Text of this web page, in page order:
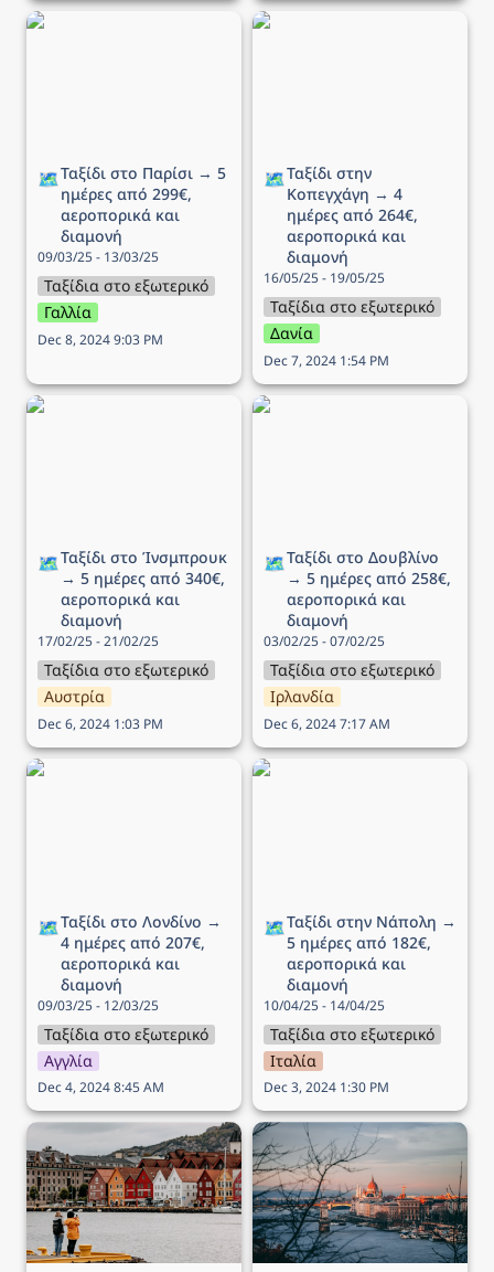
Ταξίδι στο Παρίσι → 5
🗺️Ταξίδι στο Παρίσι → 5
ημέρες από 299€,
αεροπορικά και
διαμονή
09/03/25 - 13/03/25
Ταξίδια στο εξωτερικό
Γαλλία
Dec 8, 2024 9:03 PM
Ταξίδι στην Κοπεγχάγη →
🗺️Ταξίδι στην
Κοπεγχάγη → 4
ημέρες από 264€,
αεροπορικά και
διαμονή
16/05/25 - 19/05/25
Ταξίδια στο εξωτερικό
Δανία
Dec 7, 2024 1:54 PM
Ταξίδι στo Ίνσμπρουκ →
🗺️Ταξίδι στo Ίνσμπρουκ
→ 5 ημέρες από 340€,
αεροπορικά και
διαμονή
17/02/25 - 21/02/25
Ταξίδια στο εξωτερικό
Αυστρία
Dec 6, 2024 1:03 PM
Ταξίδι στο Δουβλίνο → 5
🗺️Ταξίδι στο Δουβλίνο
→ 5 ημέρες από 258€,
αεροπορικά και
διαμονή
03/02/25 - 07/02/25
Ταξίδια στο εξωτερικό
Ιρλανδία
Dec 6, 2024 7:17 AM
Ταξίδι στο Λονδίνο → 4
🗺️Ταξίδι στο Λονδίνο →
4 ημέρες από 207€,
αεροπορικά και
διαμονή
09/03/25 - 12/03/25
Ταξίδια στο εξωτερικό
Αγγλία
Dec 4, 2024 8:45 AM
Ταξίδι στην Νάπολη → 5
🗺️Ταξίδι στην Νάπολη →
5 ημέρες από 182€,
αεροπορικά και
διαμονή
10/04/25 - 14/04/25
Ταξίδια στο εξωτερικό
Ιταλία
Dec 3, 2024 1:30 PM
Ταξίδι στo Μπέργκεν → 6
ημέρες από 336€,
αεροπορικά και διαμονή
Ταξίδι στην Βουδαπέστη
→ 5 ημέρες από 143€,
αεροπορικά και διαμονή